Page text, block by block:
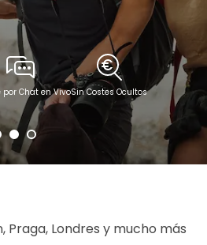
por Chat en VivoSin Costes Ocultos
Praga, Londres y mucho más